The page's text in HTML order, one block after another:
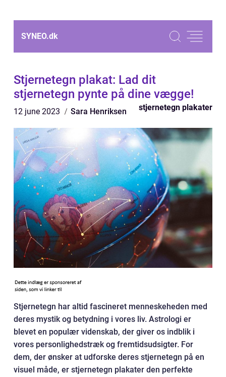
SYNEO.dk
Stjernetegn plakat: Lad dit
stjernetegn pynte på dine vægge!
12 june 2023 Sara Henriksen stjernetegn plakater
Stjernetegn har altid fascineret menneskeheden med
deres mystik og betydning i vores liv. Astrologi er
blevet en populær videnskab, der giver os indblik i
vores personlighedstræk og fremtidsudsigter. For
dem, der ønsker at udforske deres stjernetegn på en
visuel måde, er stjernetegn plakater den perfekte